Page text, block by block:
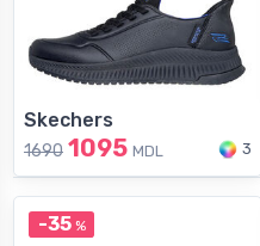
Skechers
1690 1095 MDL 3
-35%